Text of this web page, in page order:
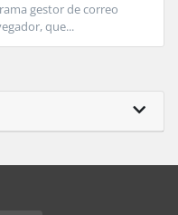
gestor de correo
que...